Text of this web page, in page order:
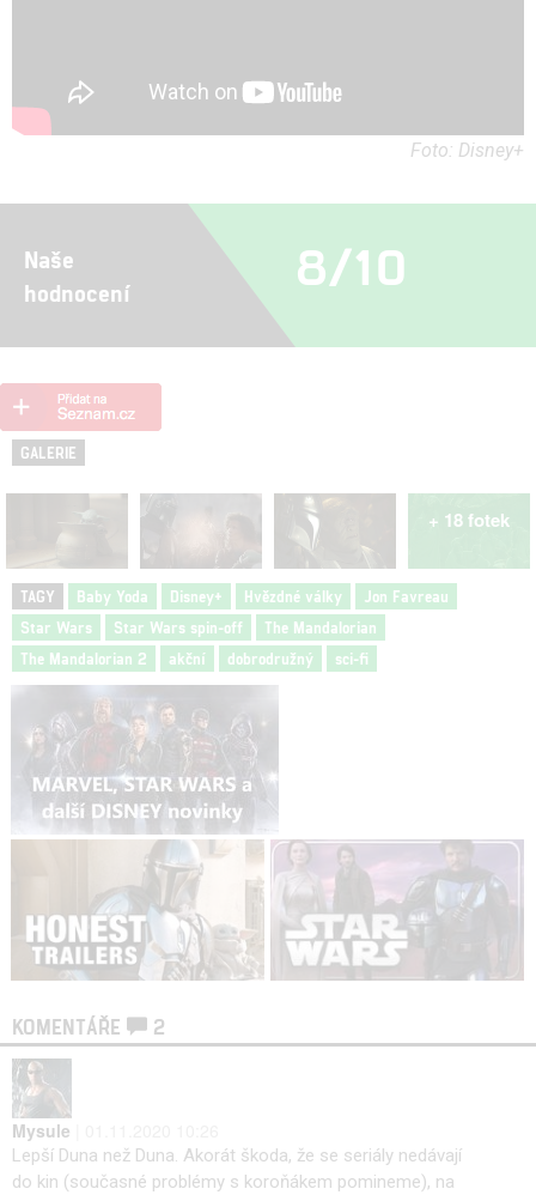
Foto: Disney+
Naše
hodnocení
8/10
GALERIE
+ 18 fotek
TAGY Baby Yoda Disney+ Hvězdné války
Jon Favreau
Star Wars
Star Wars spin-off
The Mandalorian
The Mandalorian 2
akční dobrodružný sci-fi
KOMENTÁŘE 2
Mysule
Lepší Duna než Duna. Akorát škoda, že se seriály nedávají
do kin (současné problémy s koroňákem pomineme), na